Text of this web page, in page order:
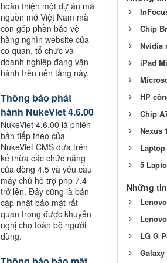
Chip
Nvidia
iPad
HP
Chip
Nexus
5
Những
LG G
hoàn thiện một dự án mã
nguồn mở Việt Nam mà
còn góp phần bảo vệ
hàng nghìn website của
cơ quan, tổ chức và
doanh nghiệp đang vận
hành trên nền tảng này.
Thông báo phát
hành NukeViet 4.6.00
NukeViet 4.6.00 là phiên
bản tiếp theo của
NukeViet CMS dựa trên
kế thừa các chức năng
của dòng 4.5 và yêu cầu
máy chủ hỗ trợ php 7.4
trở lên. Đây cũng là bản
cập nhật bảo mật rất
quan trọng được khuyến
nghị cho toàn bộ người
dùng.